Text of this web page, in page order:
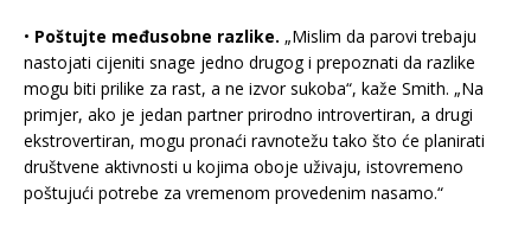
• Poštujte međusobne razlike. „Mislim da parovi trebaju
nastojati cijeniti snage jedno drugog i prepoznati da razlike
mogu biti prilike za rast, a ne izvor sukoba“, kaže Smith. „Na
primjer, ako je jedan partner prirodno introvertiran, a drugi
ekstrovertiran, mogu pronaći ravnotežu tako što će planirati
društvene aktivnosti u kojima oboje uživaju, istovremeno
poštujući potrebe za vremenom provedenim nasamo.“